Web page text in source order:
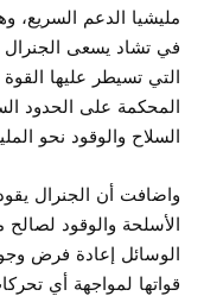
مليشيا الدعم السريع،
في تشاد يسعى الجنرال
التي تسيطر عليها
المحكمة على الحدود
السلاح والوقود نحو
واضافت أن الجنرال
الأسلحة والوقود
الوسائل إعادة فرض
قواتها لمواجهة أي